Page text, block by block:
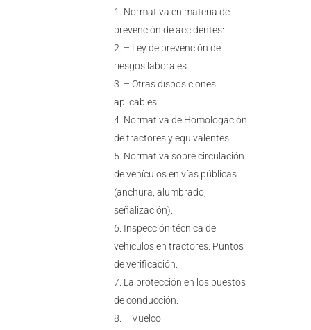
Normativa en materia de
prevención de accidentes:
– Ley de prevención de
riesgos laborales.
– Otras disposiciones
aplicables.
Normativa de Homologación
de tractores y equivalentes.
Normativa sobre circulación
de vehículos en vías públicas
(anchura, alumbrado,
señalización).
Inspección técnica de
vehículos en tractores. Puntos
de verificación.
La protección en los puestos
de conducción:
– Vuelco.